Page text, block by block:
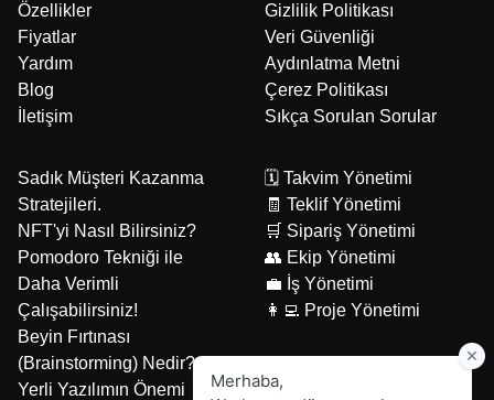
Özellikler
Fiyatlar
Yardım
Blog
İletişim
Gizlilik Politikası
Veri Güvenliği
Aydınlatma Metni
Çerez Politikası
Sıkça Sorulan Sorular
Sadık Müşteri Kazanma
Stratejileri.
NFT'yi Nasıl Bilirsiniz?
Pomodoro Tekniği ile
Daha Verimli
Çalışabilirsiniz!
Beyin Fırtınası
(Brainstorming) Nedir?
Yerli Yazılımın Önemi
🗓️ Takvim Yönetimi
🧾 Teklif Yönetimi
🛒 Sipariş Yönetimi
👥 Ekip Yönetimi
💼 İş Yönetimi
👩‍💻 Proje Yönetimi